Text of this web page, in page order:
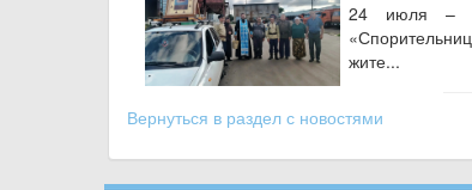
24 июля –
жите...
Вернуться в раздел с новостями